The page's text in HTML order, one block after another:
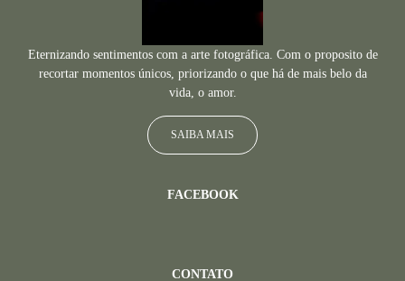
Eternizando sentimentos com a arte fotográfica. Com o proposito de
recortar momentos únicos, priorizando o que há de mais belo da
vida, o amor.
SAIBA MAIS
FACEBOOK
CONTATO